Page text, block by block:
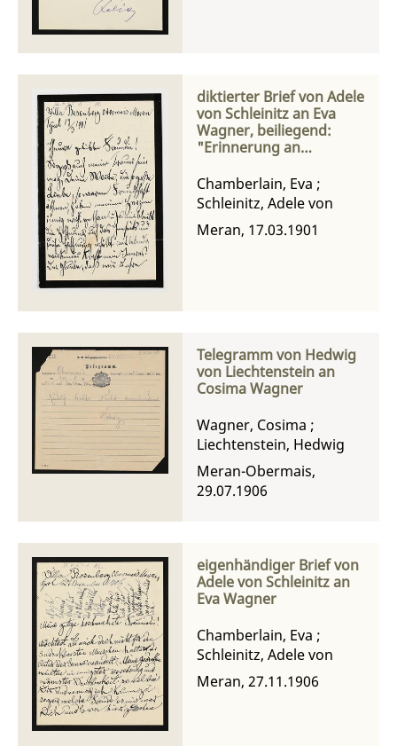
diktierter Brief von Adele
von Schleinitz an Eva
Wagner, beiliegend:
"Erinnerung an
Schleinitz"
Chamberlain, Eva ;
Schleinitz, Adele von
Meran, 17.03.1901
Telegramm von Hedwig
von Liechtenstein an
Cosima Wagner
Wagner, Cosima ;
Liechtenstein, Hedwig
Meran-Obermais,
29.07.1906
eigenhändiger Brief von
Adele von Schleinitz an
Eva Wagner
Chamberlain, Eva ;
Schleinitz, Adele von
Meran, 27.11.1906